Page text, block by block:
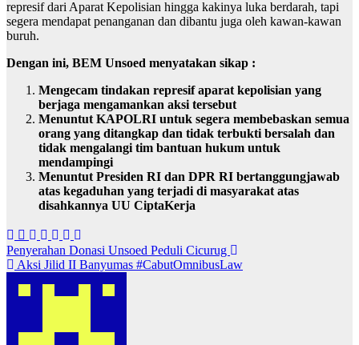
represif dari Aparat Kepolisian hingga kakinya luka berdarah, tapi
segera mendapat penanganan dan dibantu juga oleh kawan-kawan
buruh.
Dengan ini, BEM Unsoed menyatakan sikap :
Mengecam tindakan represif aparat kepolisian yang
berjaga mengamankan aksi tersebut
Menuntut KAPOLRI untuk segera membebaskan semua
orang yang ditangkap dan tidak terbukti bersalah dan
tidak mengalangi tim bantuan hukum untuk
mendampingi
Menuntut Presiden RI dan DPR RI bertanggungjawab
atas kegaduhan yang terjadi di masyarakat atas
disahkannya UU CiptaKerja
Navigasi
pos
Penyerahan Donasi Unsoed Peduli Cicurug
Aksi Jilid II Banyumas #CabutOmnibusLaw